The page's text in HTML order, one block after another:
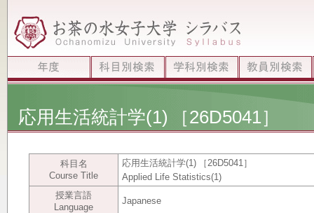
応用生活統計学(1) ［26D5041］
科目名
Course Title
応用生活統計学(1)
［26D5041］
Applied Life Statistics(1)
授業言語
Language
Japanese